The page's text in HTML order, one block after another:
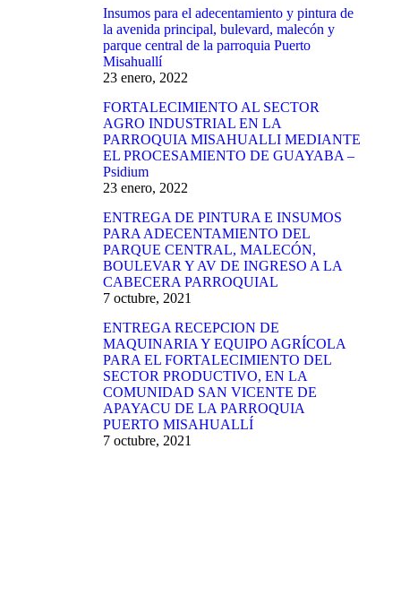
Insumos para el adecentamiento y pintura de
la avenida principal, bulevard, malecón y
parque central de la parroquia Puerto
Misahuallí
23 enero, 2022
FORTALECIMIENTO AL SECTOR
AGRO INDUSTRIAL EN LA
PARROQUIA MISAHUALLI MEDIANTE
EL PROCESAMIENTO DE GUAYABA –
Psidium
23 enero, 2022
ENTREGA DE PINTURA E INSUMOS
PARA ADECENTAMIENTO DEL
PARQUE CENTRAL, MALECÓN,
BOULEVAR Y AV DE INGRESO A LA
CABECERA PARROQUIAL
7 octubre, 2021
ENTREGA RECEPCION DE
MAQUINARIA Y EQUIPO AGRÍCOLA
PARA EL FORTALECIMIENTO DEL
SECTOR PRODUCTIVO, EN LA
COMUNIDAD SAN VICENTE DE
APAYACU DE LA PARROQUIA
PUERTO MISAHUALLÍ
7 octubre, 2021